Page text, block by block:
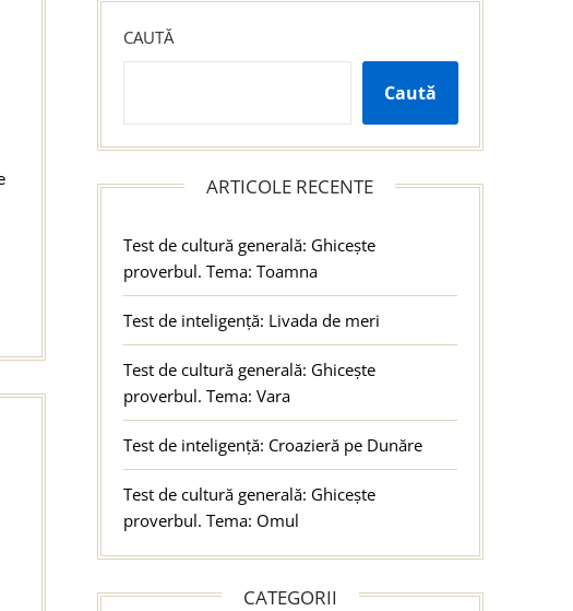
CAUTĂ
Caută
ARTICOLE RECENTE
Test de cultură generală: Ghicește
proverbul. Tema: Toamna
Test de inteligență: Livada de meri
Test de cultură generală: Ghicește
proverbul. Tema: Vara
Test de inteligență: Croazieră pe Dunăre
Test de cultură generală: Ghicește
proverbul. Tema: Omul
CATEGORII